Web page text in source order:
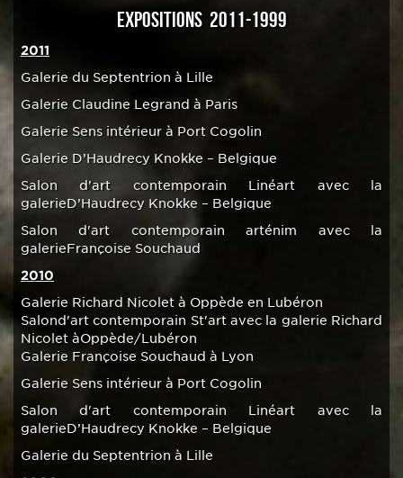
EXPOSITIONS 2011-1999
2011
Galerie du Septentrion à Lille
Galerie Claudine Legrand à Paris
Galerie Sens intérieur à Port Cogolin
Galerie D’Haudrecy Knokke – Belgique
Salon d'art contemporain Linéart avec la
galerieD’Haudrecy Knokke – Belgique
Salon d'art contemporain arténim avec la
galerieFrançoise Souchaud
2010
Galerie Richard Nicolet à Oppède en Lubéron
Salond'art contemporain St'art avec la galerie Richard
Nicolet àOppède/Lubéron
Galerie Françoise Souchaud à Lyon
Galerie Sens intérieur à Port Cogolin
Salon d'art contemporain Linéart avec la
galerieD’Haudrecy Knokke – Belgique
Galerie du Septentrion à Lille